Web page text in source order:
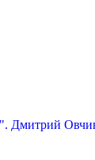
Дмитрий